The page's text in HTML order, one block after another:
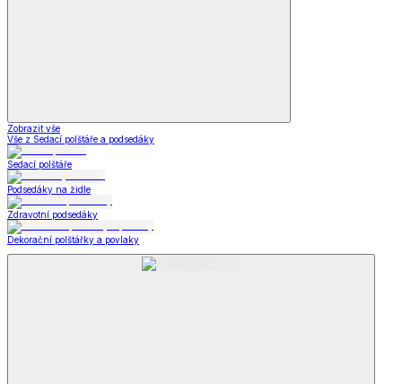
Zobrazit vše
Vše z Sedací polštáře a podsedáky
Sedací polštáře
Podsedáky na židle
Zdravotní podsedáky
Dekorační polštářky a povlaky